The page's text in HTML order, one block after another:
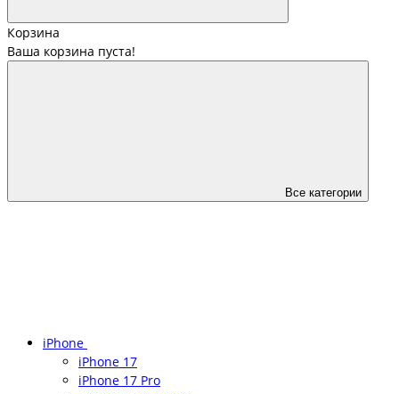
Корзина
Ваша корзина пуста!
Все категории
iPhone
iPhone 17
iPhone 17 Pro